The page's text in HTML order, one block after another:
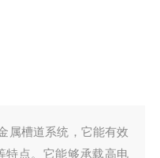
属槽道系统，它能有效
特点。它能够承载高电